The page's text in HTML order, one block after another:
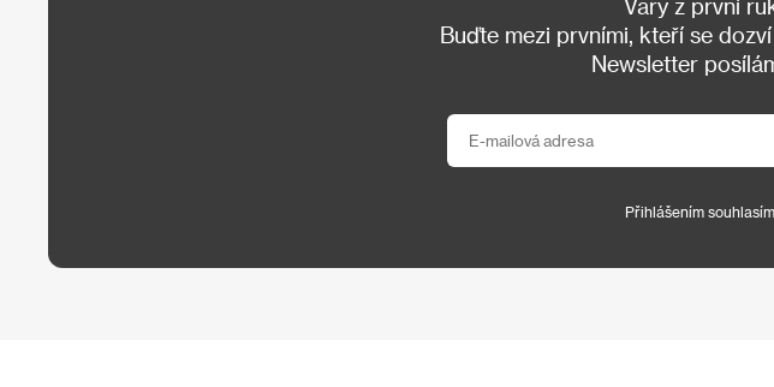
Vary z první
Buďte mezi prvními, kteří se
Newsletter
Přihlášením